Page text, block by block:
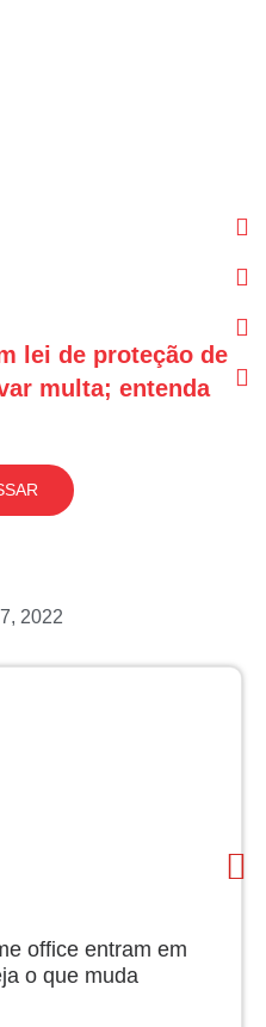
lei de proteção de
multa; entenda
2022
office entram em
o que muda